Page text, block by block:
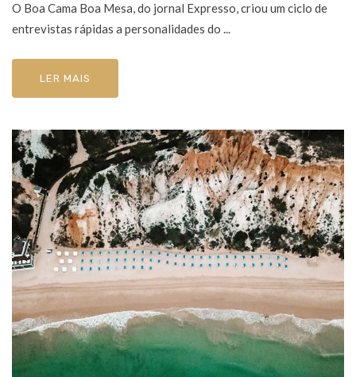
O Boa Cama Boa Mesa, do jornal Expresso, criou um ciclo de
entrevistas rápidas a personalidades do ...
LER MAIS